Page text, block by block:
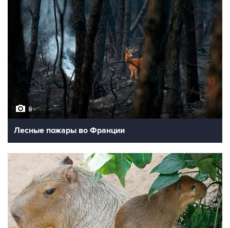
8
Лесные пожары во Франции